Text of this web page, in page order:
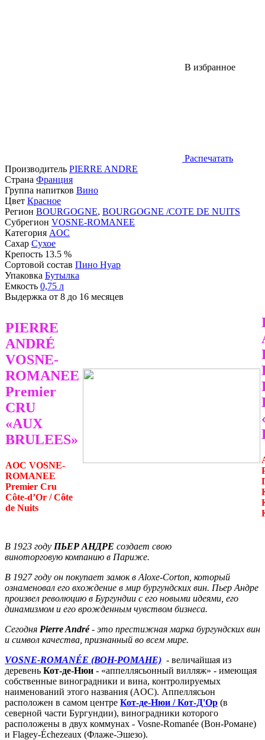
В избранное
Распечатать
Производитель PIERRE ANDRE
Страна Франция
Группа напитков Вино
Цвет Красное
Регион BOURGOGNE, BOURGOGNE /COTE DE NUITS
Субрегион VOSNE-ROMANEE
Категория AOC
Сахар Сухое
Крепость 13.5 %
Сортовой состав Пино Нуар
Упаковка Бутылка
Емкость 0,75 л
Выдержка от 8 до 16 месяцев
PIERRE
ANDRÉ
VOSNE-
ROMANEE
Premier
CRU
«AUX
BRULEES»
AOC VOSNE-
ROMANEE
Premier Cru
Côte-d’Or / Côte
de Nuits
В 1923 году ПЬЕР АНДРЕ создает свою
виноторговую компанию в Париже.
В 1927 году он покупает замок в Aloxe-Corton, который
ознаменовал его вхождение в мир бургундских вин. Пьер Андре
произвел революцию в Бургундии с его новыми идеями, его
динамизмом и его врожденным чувством бизнеса.
Сегодня Pierre André- это престижная марка бургундских вин
и символ качества, признанный во всем мире.
VOSNE-ROMANÉE (ВОН-РОМАНЕ) - величайшая из
деревень Кот-де-Нюи - «аппеллясьонный вилляж» - имеющая
собственные виноградники и вина, контролируемых
наименований этого названия (AOC). Аппеллясьон
расположен в самом центре Кот-де-Нюи / Кот-Д'Ор (в
северной части Бургундии), виноградники которого
расположены в двух коммунах - Vosne-Romanée (Вон-Романе)
и Flagey-Échezeaux (Флаже-Эшезо).